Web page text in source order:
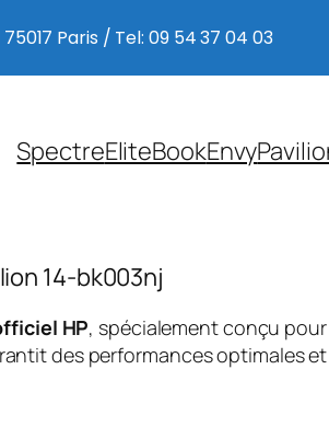
SpectreEliteBookEnvy
14-bk003nj
HP, spécialement conçu
des performances optimales
Paris / Tel: 09 54 37 04 03